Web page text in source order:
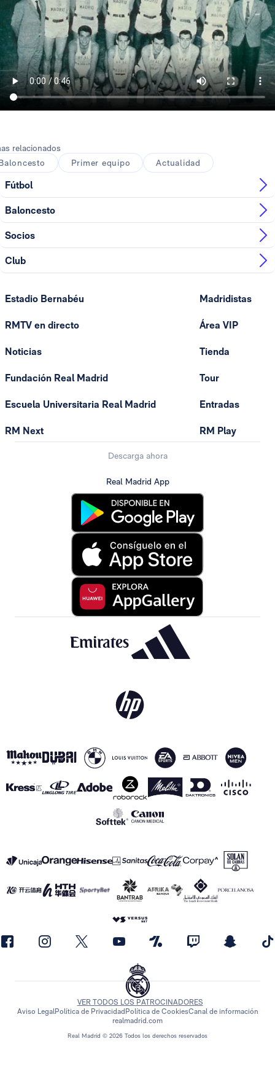
relacionados
Primer equipo Actualidad
Fútbol
Baloncesto
Socios
Club
Estadio Bernabéu
RMTV en directo
Noticias
Fundación Real Madrid
Escuela Universitaria Real Madrid
RM Next
Madridistas
Área VIP
Tienda
Tour
Entradas
RM Play
Descarga ahora
Real Madrid App
Real Madrid © 2026 Todos los derechos reservados
VER TODOS LOS PATROCINADORES
Aviso LegalPolítica de Privacidad Política de CookiesCanal de información
realmadrid.com